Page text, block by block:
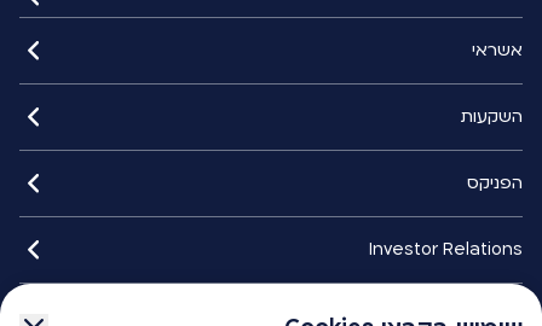
אשראי
השקעות
הפניקס
Investor Relations